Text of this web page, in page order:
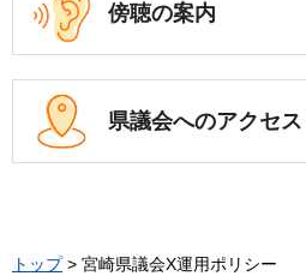
傍聴の案内
県議会へのアクセス
トップ> 宮崎県議会X運用ポリシー